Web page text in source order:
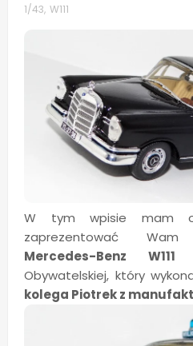
1/43, W111
W tym wpisie mam
zaprezentować
Mercedes-Benz W111
Obywatelskiej, który
kolega Piotrek z